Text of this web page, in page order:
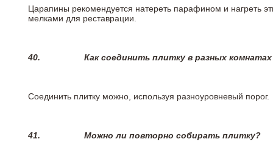
Царапины рекомендуется натереть парафином и нагреть
мелками для реставрации.
40. Как соединить плитку в разных
Соединить плитку можно, используя разноуровневый порог.
41. Можно ли повторно собирать плитку?